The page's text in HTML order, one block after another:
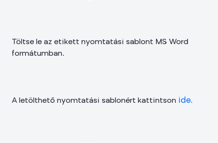
Töltse le az etikett nyomtatási sablont MS Word
formátumban.
A letölthető nyomtatási sablonért kattintson ide.